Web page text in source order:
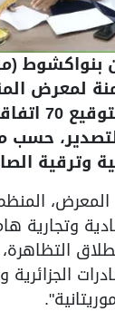
بنواكشوط
لمعرض
والخدمات
حسب
وترقية
وتجارية
منذ انطلاق
الجزائرية